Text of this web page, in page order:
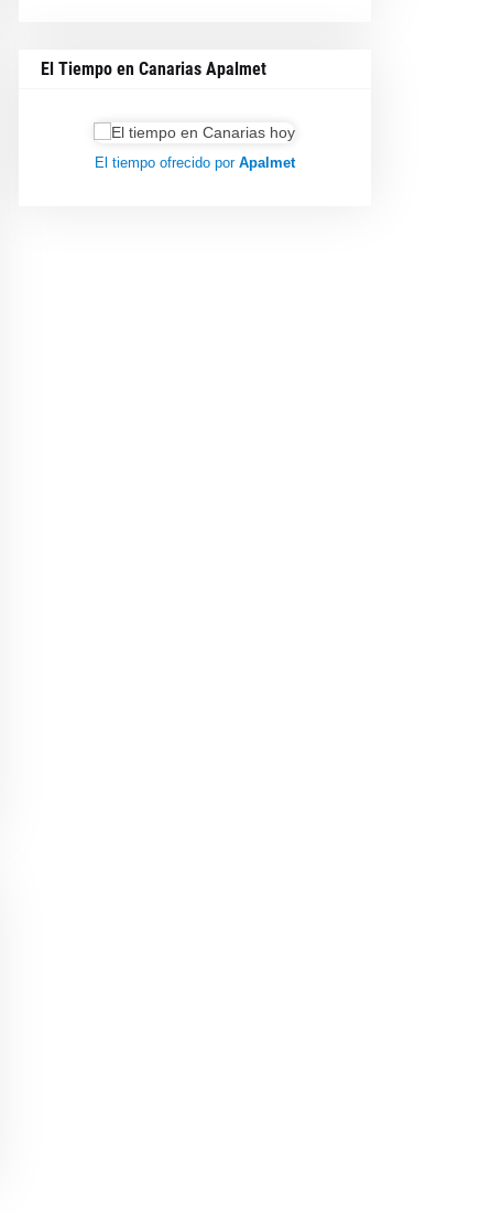
El Tiempo en Canarias Apalmet
El tiempo ofrecido por Apalmet